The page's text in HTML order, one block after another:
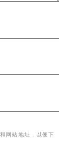
网站地址，以便下